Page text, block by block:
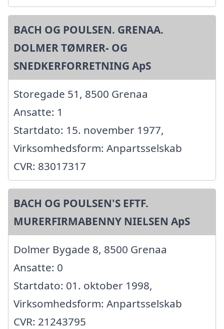
BACH OG POULSEN. GRENAA.
DOLMER TØMRER- OG
SNEDKERFORRETNING ApS
Storegade 51, 8500 Grenaa
Ansatte: 1
Startdato: 15. november 1977,
Virksomhedsform: Anpartsselskab
CVR: 83017317
BACH OG POULSEN'S EFTF.
MURERFIRMABENNY NIELSEN ApS
Dolmer Bygade 8, 8500 Grenaa
Ansatte: 0
Startdato: 01. oktober 1998,
Virksomhedsform: Anpartsselskab
CVR: 21243795